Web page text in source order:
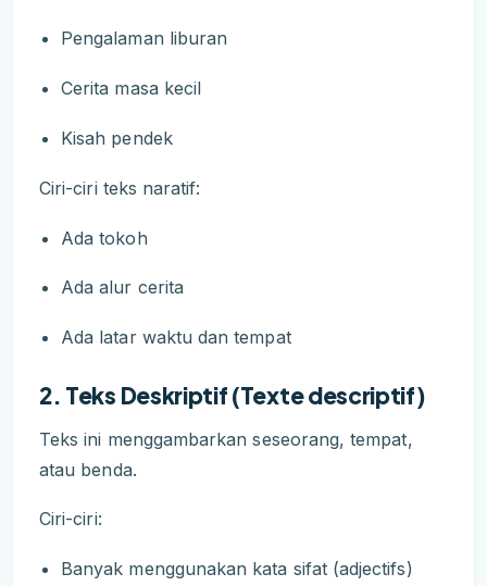
Pengalaman liburan
Cerita masa kecil
Kisah pendek
Ciri-ciri teks naratif:
Ada tokoh
Ada alur cerita
Ada latar waktu dan tempat
2. Teks Deskriptif (Texte descriptif)
Teks ini menggambarkan seseorang, tempat,
atau benda.
Ciri-ciri:
Banyak menggunakan kata sifat (adjectifs)